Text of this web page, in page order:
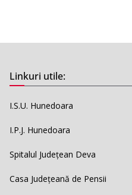
Linkuri utile:
I.S.U. Hunedoara
I.P.J. Hunedoara
Spitalul Județean Deva
Casa Județeană de Pensii